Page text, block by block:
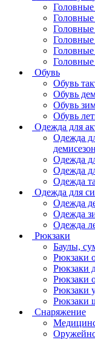
Обувь
Обувь
Обувь
Обувь
Обувь
Одежда для
Одежда
Одежда
Одежда
Одежда
Одежда для
Одежда
Одежда
Одежда
Рюкзаки
Баулы,
Рюкзаки
Рюкзаки
Рюкзаки
Рюкзаки
Рюкзаки
Снаряжение